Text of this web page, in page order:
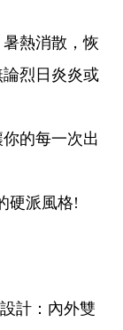
熱消散，恢
烈日炎炎或
的每一次出
硬派風格!
計：內外雙